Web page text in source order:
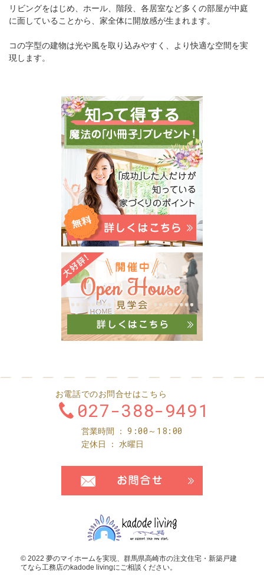
リビングをはじめ、ホール、階段、各居室など多くの部屋が中庭
に面していることから、家全体に開放感が生まれます。
コの字型の建物は光や風を取り込みやすく、より快適な空間を実
現します。
お電話でのお問合せはこちら
027-388-9491
営業時間 9:00～18:00
定休日 水曜日
© 2022 夢のマイホームを実現、 群馬県高崎市の注文住宅・新築戸建
てなら工務店のkadode livingにご相談ください。